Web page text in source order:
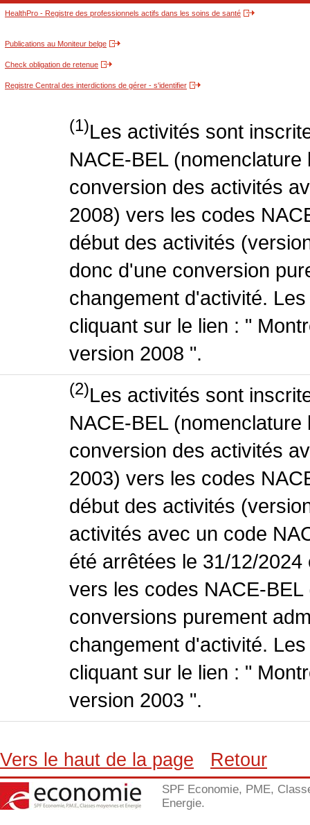
HealthPro - Registre des professionnels actifs dans les soins de santé
Publications au Moniteur belge
Check obligation de retenue
Registre Central des interdictions de gérer - s'identifier
(1)Les activités sont
NACE-BEL
conversion des activités
2008) vers les codes
début des activités
donc d'une conversion
changement d'activité.
cliquant sur le lien : "
version 2008 ".
(2)Les activités sont
NACE-BEL
conversion des activités
2003) vers les codes
début des activités
activités avec un code
été arrêtées le 31/12/
vers les codes NACE-
conversions purement
changement d'activité.
cliquant sur le lien : "
version 2003 ".
Vers le haut de la page Retour
SPF Economie, PME,
Energie.